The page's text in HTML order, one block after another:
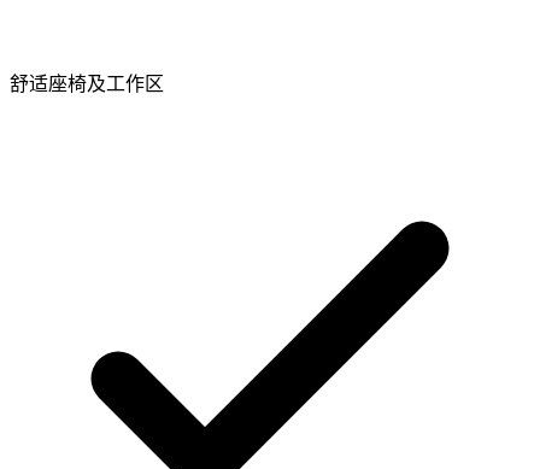
舒适座椅及工作区